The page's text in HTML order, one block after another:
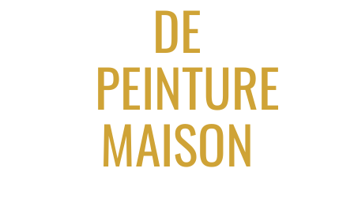
DE
PEINTURE
MAISON